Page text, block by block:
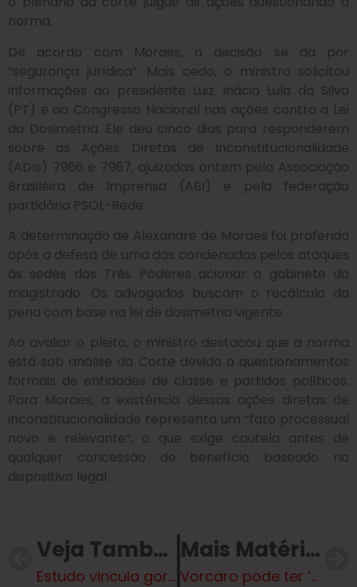
norma.
De acordo com Moraes, a decisão se dá por
“segurança jurídica”. Mais cedo, o ministro solicitou
informações ao presidente Luiz Inácio Lula da Silva
(PT) e ao Congresso Nacional nas ações contra a Lei
da Dosimetria. Ele deu cinco dias para responderem
sobre as Ações Diretas de Inconstitucionalidade
(ADIs) 7966 e 7967, ajuizadas ontem pela Associação
Brasileira de Imprensa (ABI) e pela federação
partidária PSOL-Rede.
A determinação de Alexandre de Moraes foi proferida
após a defesa de uma das condenadas pelos ataques
às sedes dos Três Poderes acionar o gabinete do
magistrado. Os advogados buscam o recálculo da
pena com base na lei de dosimetria vigente.
Ao avaliar o pleito, o ministro destacou que a norma
está sob análise da Corte devido a questionamentos
formais de entidades de classe e partidos políticos.
Para Moraes, a existência dessas ações diretas de
inconstitucionalidade representa um “fato processual
novo e relevante”, o que exige cautela antes de
qualquer concessão de benefício baseado no
dispositivo legal.
Veja Também
Estudo vincula gordura abdominal ao risco de incontinência urinária em mulheres
Mais Matérias
Vorcaro pode ter ‘reinventado’ propina usando cartões de crédito sem limite